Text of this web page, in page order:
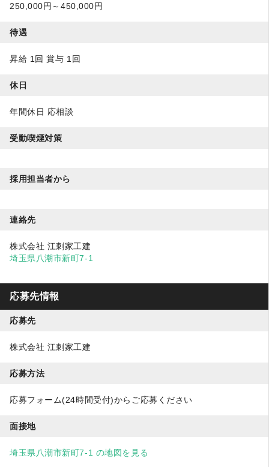
250,000円～450,000円
待遇
昇給 1回 賞与 1回
休日
年間休日 応相談
受動喫煙対策
採用担当者から
連絡先
株式会社 江刺家工建
埼玉県八潮市新町7-1
応募先情報
応募先
株式会社 江刺家工建
応募方法
応募フォーム(24時間受付)からご応募ください
面接地
埼玉県八潮市新町7-1 の地図を見る